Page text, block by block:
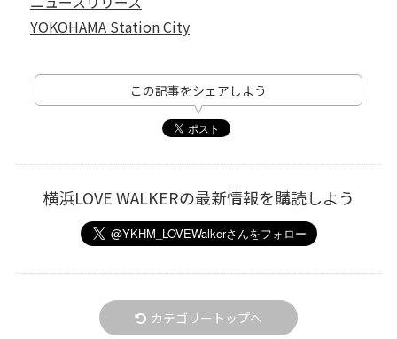
YOKOHAMA Station City
この記事をシェアしよう
横浜LOVE WALKERの最新情報を購読しよう
カテゴリートップへ